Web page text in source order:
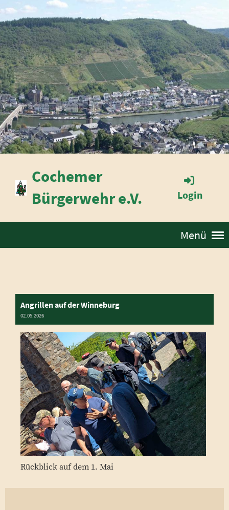
Cochemer
Bürgerwehr e.V.
Login
Menü
Angrillen auf der Winneburg
02.05.2026
Rückblick auf dem 1. Mai